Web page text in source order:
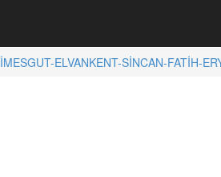
ELVANKENT-SİNCAN-FATİH-